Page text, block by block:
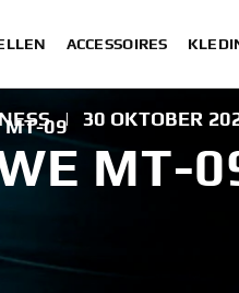
ACCESSOIRES
MT-09| 30 OKTOBER
MT-